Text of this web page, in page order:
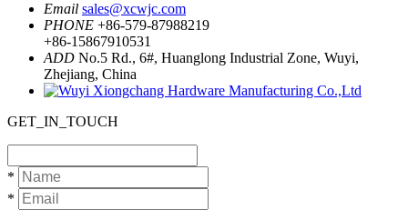
Email sales@xcwjc.com
PHONE +86-579-87988219
+86-15867910531
ADD No.5 Rd., 6#, Huanglong Industrial Zone, Wuyi,
Zhejiang, China
GET_IN_TOUCH
*
*